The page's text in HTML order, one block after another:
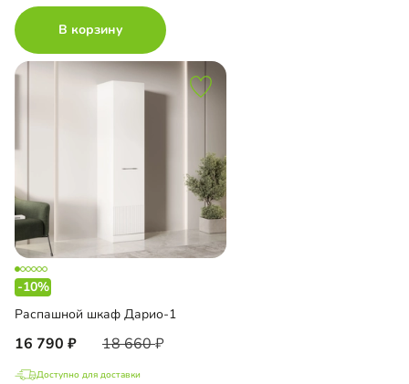
В корзину
-10%
Распашной шкаф Дарио-1
16 790 18 660
Доступно для доставки